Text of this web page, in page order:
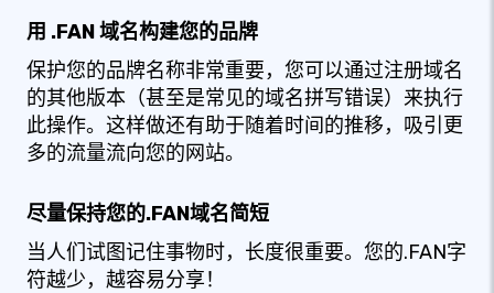
用 .FAN 域名构建您的品牌
保护您的品牌名称非常重要，您可以通过注册域名
的其他版本（甚至是常见的域名拼写错误）来执行
此操作。这样做还有助于随着时间的推移，吸引更
多的流量流向您的网站。
尽量保持您的.FAN域名简短
当人们试图记住事物时，长度很重要。您的.FAN字
符越少，越容易分享！